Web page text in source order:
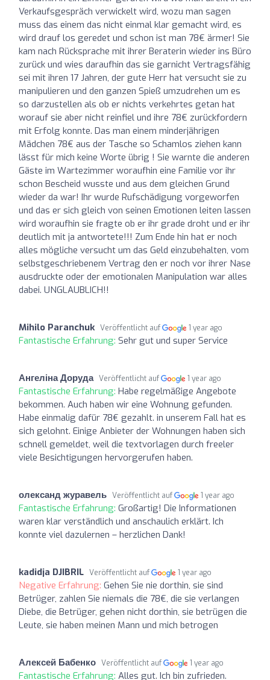
Verkaufsgespräch verwickelt wird, wozu man sagen
muss das einem das nicht einmal klar gemacht wird, es
wird drauf los geredet und schon ist man 78€ ärmer! Sie
kam nach Rücksprache mit ihrer Beraterin wieder ins Büro
zurück und wies daraufhin das sie garnicht Vertragsfähig
sei mit ihren 17 Jahren, der gute Herr hat versucht sie zu
manipulieren und den ganzen Spieß umzudrehen um es
so darzustellen als ob er nichts verkehrtes getan hat
worauf sie aber nicht reinfiel und ihre 78€ zurückfordern
mit Erfolg konnte. Das man einem minderjährigen
Mädchen 78€ aus der Tasche so Schamlos ziehen kann
lässt für mich keine Worte übrig ! Sie warnte die anderen
Gäste im Wartezimmer woraufhin eine Familie vor ihr
schon Bescheid wusste und aus dem gleichen Grund
wieder da war! Ihr wurde Rufschädigung vorgeworfen
und das er sich gleich von seinen Emotionen leiten lassen
wird woraufhin sie fragte ob er ihr grade droht und er ihr
deutlich mit ja antwortete!!! Zum Ende hin hat er noch
alles mögliche versucht um das Geld einzubehalten, vom
selbstgeschriebenem Vertrag den er noch vor ihrer Nase
ausdruckte oder der emotionalen Manipulation war alles
dabei. UNGLAUBLICH!!
Mihilo Paranchuk Veröffentlicht auf 1 year ago
Fantastische Erfahrung: Sehr gut und super Service
Ангеліна Доруда Veröffentlicht auf 1 year ago
Fantastische Erfahrung: Habe regelmäßige Angebote
bekommen. Auch haben wir eine Wohnung gefunden.
Habe einmalig dafür 78€ gezahlt. in unserem Fall hat es
sich gelohnt. Einige Anbieter der Wohnungen haben sich
schnell gemeldet, weil die textvorlagen durch freeler
viele Besichtigungen hervorgerufen haben.
олександ журавель Veröffentlicht auf 1 year ago
Fantastische Erfahrung: Großartig! Die Informationen
waren klar verständlich und anschaulich erklärt. Ich
konnte viel dazulernen – herzlichen Dank!
kadidja DJIBRIL Veröffentlicht auf 1 year ago
Negative Erfahrung: Gehen Sie nie dorthin, sie sind
Betrüger, zahlen Sie niemals die 78€, die sie verlangen
Diebe, die Betrüger, gehen nicht dorthin, sie betrügen die
Leute, sie haben meinen Mann und mich betrogen
Алексей Бабенко Veröffentlicht auf 1 year ago
Fantastische Erfahrung: Alles gut. Ich bin zufrieden.